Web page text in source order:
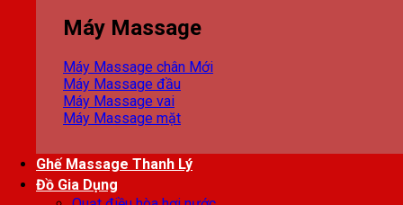
Máy Massage
Máy Massage chân
Máy Massage đầu
Máy Massage vai
Máy Massage mặt
Ghế Massage Thanh Lý
Đồ Gia Dụng